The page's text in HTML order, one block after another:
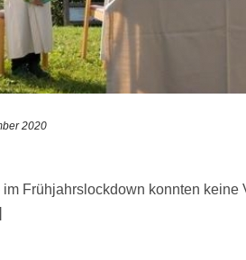
2020
Frühjahrslockdown konnten